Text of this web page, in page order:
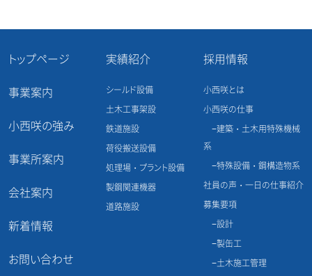
稿
ナ
ビ
ゲ
ー
シ
ョ
ン
トップページ
事業案内
小西咲の強み
事業所案内
会社案内
新着情報
お問い合わせ
実績紹介
シールド設備
土木工事架設
鉄道施設
荷役搬送設備
処理場・プラント設備
製鋼関連機器
道路施設
採用情報
小西咲とは
小西咲の仕事
建築・土木用特殊機械
系
特殊設備・鋼構造物系
社員の声・一日の仕事紹介
募集要項
設計
製缶工
土木施工管理